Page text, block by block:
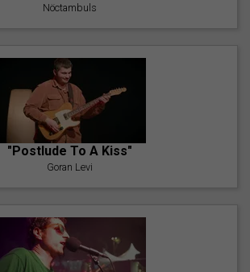
Nöctambuls
"Postlude To A Kiss"
Goran Levi